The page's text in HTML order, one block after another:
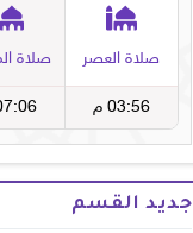
جديد القسم